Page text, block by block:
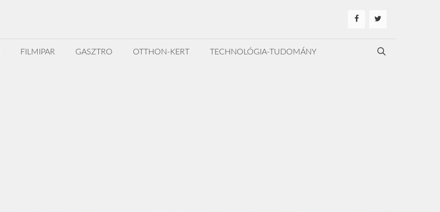
FILMIPAR GASZTRO OTTHON-KERT TECHNOLÓGIA-TUDOMÁNY